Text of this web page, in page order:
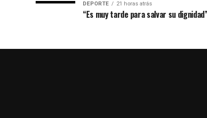
DEPORTE 21 horas atrás
“Es muy tarde para salvar su